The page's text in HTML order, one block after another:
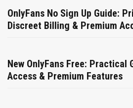
OnlyFans No Sign Up Guide:
Discreet Billing & Premium
New OnlyFans Free: Practical
Access & Premium Features